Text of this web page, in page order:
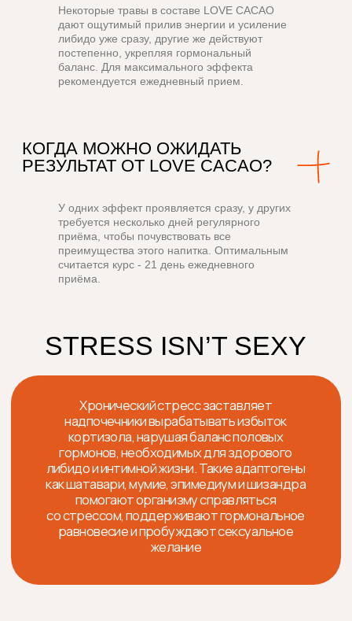
Некоторые травы в составе LOVE CACAO
дают ощутимый прилив энергии и усиление
либидо уже сразу, другие же действуют
постепенно, укрепляя гормональный
баланс. Для максимального эффекта
рекомендуется ежедневный прием.
У одних эффект проявляется сразу, у других
требуется несколько дней регулярного
приёма, чтобы почувствовать все
преимущества этого напитка. Оптимальным
считается курс - 21 день ежедневного
приёма.
Стресс — не привлекателен. Он нарушает
выработку половых гормонов, подавляет
естественные желания и снижает сексуальное
удовлетворение. Поддаваясь ежедневному
давлению, мы не только теряем способность
к близости, но и блокируем поток энергии,
необходимый для здоровья, творчества,
либидо, который соединяет мощный комплекс
адаптогенов и трав, направленных на борьбу
со стрессом. Они помогают поддерживать
с активными ингредиентами этой формулы:
ПРЕДЕЛАМИ
Шатавари
гормонального равновесия на всех
этапах жизни — от ПМС
до менопаузы.
сексуального возбуждения.
также известен как «horny goat
weed»; цветущее растение,
как «ягода долголетия
Мумие